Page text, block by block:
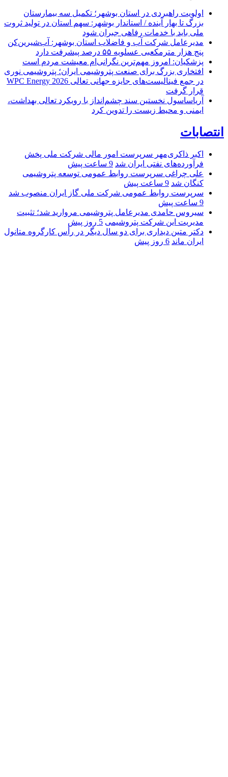
اولویت راهبردی در استان بوشهر؛ تکمیل سه بیمارستان
بزرگ تا بهار آینده / استاندار بوشهر: سهم استان در تولید ثروت
ملی باید با خدمات رفاهی جبران شود
مدیرعامل شرکت آب و فاضلاب استان بوشهر: آب‌شیرین‌کن
پنج هزار مترمکعبی عسلویه ۵۵ درصد پیشرفت دارد
پزشکیان: امروز مهم‌ترین نگرانی‌ام معیشت مردم است
افتخاری بزرگ برای صنعت پتروشیمی ایران؛ پتروشیمی نوری
در جمع فینالیست‌های جایزه جهانی تعالی WPC Energy 2026
قرار گرفت
آریاساسول نخستین سند چشم‌انداز با رویکرد تعالی بهداشت،
ایمنی و محیط زیست را تدوین کرد
انتصابات
اکبر ذاکری‌مهر سرپرست امور مالی شرکت ملی پخش
فرآورده‌های نفتی ایران شد 9 ساعت پیش
علی چراغی سرپرست روابط عمومی توسعه پتروشیمی
کنگان شد 9 ساعت پیش
سرپرست روابط عمومی شرکت ملی گاز ایران منصوب شد
9 ساعت پیش
سیروس حامدی مدیرعامل پتروشیمی مروارید شد؛ تثبیت
مدیریت این شرکت پتروشیمی 5 روز پیش
دکتر متین دیداری برای دو سال دیگر در رأس کارگروه متانول
ایران ماند 6 روز پیش